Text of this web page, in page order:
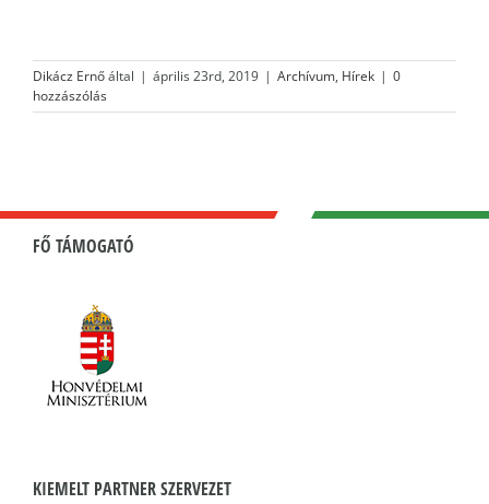
Dikácz Ernőáltal | április 23rd, 2019 | Archívum, Hírek | 0
hozzászólás
FŐ TÁMOGATÓ
KIEMELT PARTNER SZERVEZET